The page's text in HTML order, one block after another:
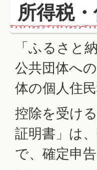
所得税
「ふるさと
公共団体へ
体の個人住
控除を受け
証明書」は
で、確定申